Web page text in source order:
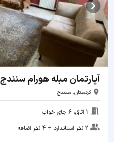
آپارتمان مبله هورام سنندج
کردستان، سنندج
1 اتاق، 6 جای خواب
2 نفر استاندارد + 4 نفر اضافه